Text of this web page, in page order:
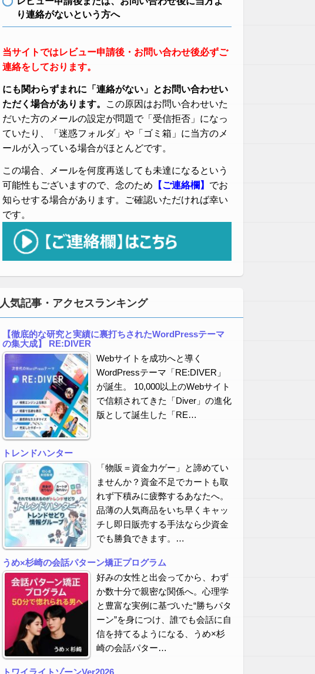
り連絡がないという方へ
当サイトではレビュー申請後・お問い合わせ後必ずご
連絡をしております。
にも関わらずまれに「連絡がない」とお問い合わせい
ただく場合があります。
この原因はお問い合わせいた
だいた方のメールの設定が問題で「受信拒否」になっ
ていたり、「迷惑フォルダ」や「ゴミ箱」に当方のメ
ールが入っている場合がほとんどです。
この場合、メールを何度再送しても未達になるという
可能性もございますので、念のため 【ご連絡欄】 でお
知らせする場合があります。ご確認いただければ幸い
です。
人気記事・アクセスランキング
【徹底的な研究と実績に裏打ちされたWordPressテーマ
の集大成】 RE:DIVER
Webサイトを成功へと導く
WordPressテーマ「RE:DIVER」
が誕生。 10,000以上のWebサイト
で信頼されてきた「Diver」の進化
版として誕生した「RE…
トレンドハンター
「物販＝資金力ゲー」と諦めてい
ませんか？資金不足でカートも取
れず下積みに疲弊するあなたへ。
品薄の人気商品をいち早くキャッ
チし即日販売する手法なら少資金
でも勝負できます。…
うめ×杉崎の会話パターン矯正プログラム
好みの女性と出会ってから、わず
か数十分で親密な関係へ。心理学
と豊富な実例に基づいた“勝ちパタ
ーン”を身につけ、誰でも会話に自
信を持てるようになる、うめ×杉
崎の会話パター…